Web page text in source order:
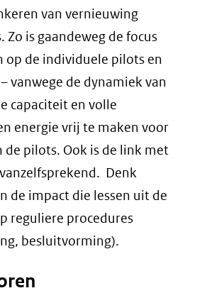
van vernieuwing
Zo is gaandeweg de focus
op de individuele pilots en
vanwege de dynamiek van
capaciteit en volle
energie vrij te maken voor
de pilots. Ook is de link met
Denk
de impact die lessen uit de
reguliere procedures
besluitvorming).